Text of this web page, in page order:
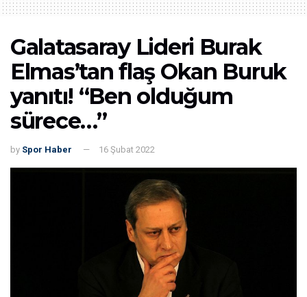
Galatasaray Lideri Burak
Elmas’tan flaş Okan Buruk
yanıtı! “Ben olduğum
sürece…”
by Spor Haber 16 Şubat 2022